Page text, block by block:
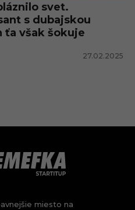
svet.
s dubajskou
ťa však šokuje
27.02.2025
miesto na